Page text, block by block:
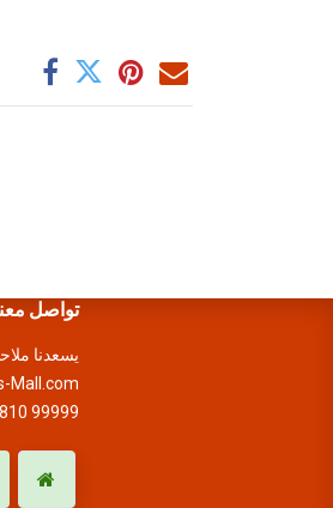
تواصل
يسعدنا
Mall.com
99999